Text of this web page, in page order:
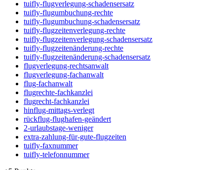
tuifly-flugverlegung-schadensersatz
tuifly-flugumbuchung-rechte
tuifly-flugumbuchung-schadensersatz
tuifly-flugzeitenverlegung-rechte
tuifly-flugzeitenverlegung-schadensersatz
tuifly-flugzeitenänderung-rechte
tuifly-flugzeitenänderung-schadensersatz
flugverlegung-rechtsanwalt
flugverlegung-fachanwalt
flug-fachanwalt
flugrechte-fachkanzlei
flugrecht-fachkanzlei
hinflug-mittags-verlegt
rückflug-flughafen-geändert
2-urlaubstage-weniger
extra-zahlung-für-gute-flugzeiten
tuifly-faxnummer
tuifly-telefonnummer